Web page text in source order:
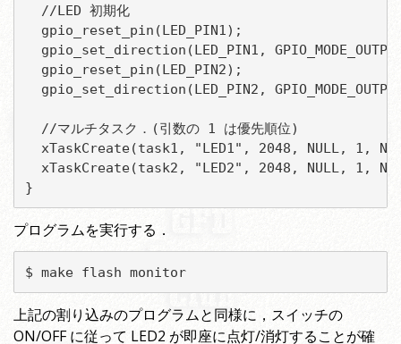
  //LED 初期化
gpio_reset_pin(LED_PIN1);
gpio_set_direction(LED_PIN1,
gpio_reset_pin(LED_PIN2);
gpio_set_direction(LED_PIN2,
  //マルチタスク．(引数の 1 は優先順位)
xTaskCreate(task1, "LED1", 2048, NULL, 1,
xTaskCreate(task2, "LED2", 2048, NULL, 1,
}
プログラムを実行する．
$ make flash monitor
上記の割り込みのプログラムと同様に，スイッチの
ON/OFF に従って LED2 が即座に点灯/消灯することが確